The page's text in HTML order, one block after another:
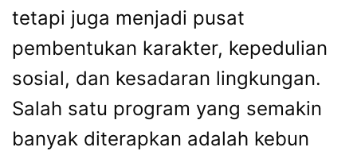
tetapi juga menjadi pusat
pembentukan karakter, kepedulian
sosial, dan kesadaran lingkungan.
Salah satu program yang semakin
banyak diterapkan adalah kebun